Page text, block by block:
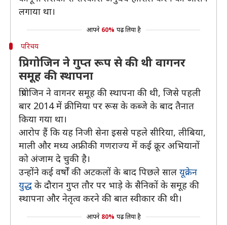
लगाया था।
आपने 60% पढ़ लिया है
परिचय
प्रिगोजिन ने गुप्त रूप से की थी वागनर
समूह की स्थापना
प्रिगोजिन ने वागनर समूह की स्थापना की थी, जिसे पहली
बार 2014 में क्रीमिया पर रूस के कब्जे के बाद तैनात
किया गया था।
आरोप हैं कि यह निजी सेना इससे पहले सीरिया, लीबिया,
माली और मध्य अफ्रीकी गणराज्य में कई क्रूर अभियानों
को अंजाम दे चुकी है।
उन्होंने कई वर्षों की अटकलों के बाद पिछले साल यूक्रेन
युद्ध के दौरान गुप्त तौर पर भाड़े के सैनिकों के समूह की
स्थापना और नेतृत्व करने की बात स्वीकार की थी।
आपने 80% पढ़ लिया है